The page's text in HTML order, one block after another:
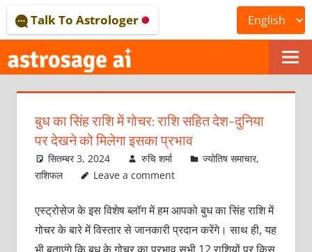
to
content
ONLINE
ASTROLOGICAL
JOURNAL
–
ASTROSAGE
MAGAZINE
Talk To Astrologer
बुध का सिंह राशि में गोचर: राशि सहित देश-दुनिया
पर देखने को मिलेगा इसका प्रभाव
सितम्बर 3, 2024 रुचि शर्मा ज्योतिष समाचार,
राशिफल
Leave a comment
एस्ट्रोसेज के इस विशेष ब्लॉग में हम आपको बुध का सिंह राशि में
गोचर के बारे में विस्तार से जानकारी प्रदान करेंगे। साथ ही, यह
भी बताएंगे कि बुध के गोचर का प्रभाव सभी 12 राशियों पर किस